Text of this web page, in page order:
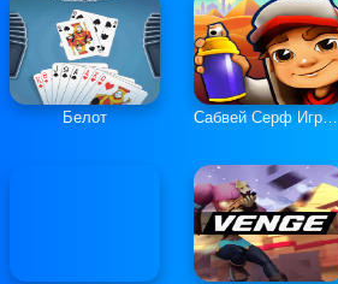
Белот Сабвей Серф Играть Онлайн